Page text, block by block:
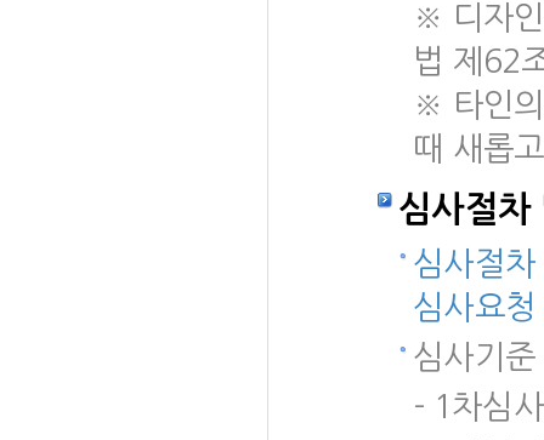
※ 디자
법 제62
※ 타인
때 새롭
심사절차
심사절
심사요
심사기준
- 1차심